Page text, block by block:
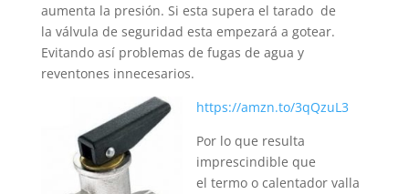
aumenta la presión. Si esta supera el tarado de
la válvula de seguridad esta empezará a gotear.
Evitando así problemas de fugas de agua y
reventones innecesarios.
https://amzn.to/3qQzuL3
Por lo que resulta
imprescindible que
el termo o calentador valla